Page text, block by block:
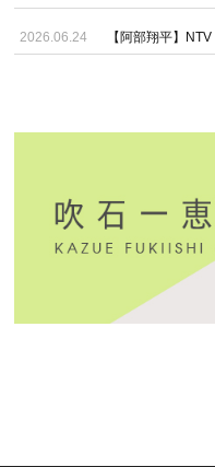
2026.06.24 【阿部翔平】